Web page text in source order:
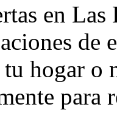
en Las
de
tu hogar o